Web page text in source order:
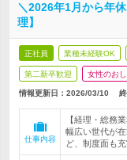
＼2026年1月から年
理】
正社員 業種未経験OK
第二新卒歓迎 女性のお
情報更新日：2026/03/10
仕事内容
【経理・総務
幅広い世代が
ど、制度面も充